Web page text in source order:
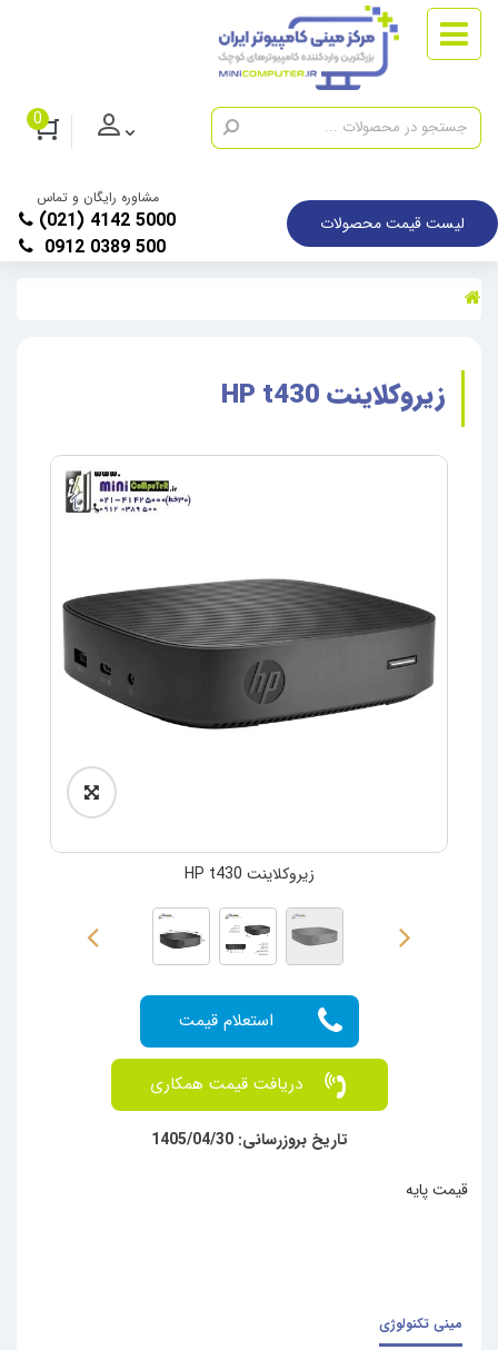
0
لیست قیمت محصولات
مشاوره رایگان و تماس
(021) 4142 5000
0912 0389 500
زیروکلاینت HP t430
زیروکلاینت HP t430
مینی تکنولوژی
قیمت پایه
تاریخ بروزرسانی: 1405/04/30
دریافت قیمت همکاری